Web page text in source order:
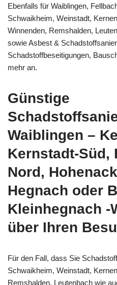
Ebenfalls für Waiblingen,
Schwaikheim, Weinstadt,
Winnenden, Remshalden,
sowie Asbest &
Schadstoffbeseitigungen,
mehr an.
Günstige
Waiblingen –
Kernstadt-Süd,
Nord,
Hegnach oder
Kleinhegnach -
über Ihren
Für den Fall, dass Sie
Schwaikheim, Weinstadt,
Remshalden, Leutenbach wie